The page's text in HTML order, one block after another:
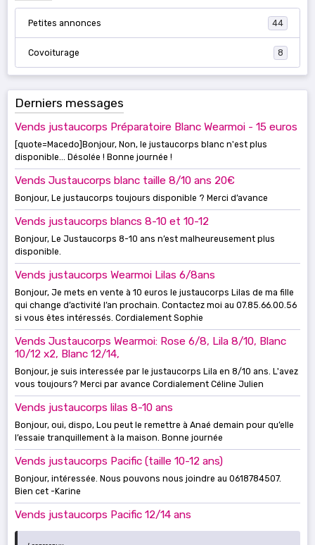
Petites annonces 44
Covoiturage 8
Derniers messages
Vends justaucorps Préparatoire Blanc Wearmoi - 15 euros
[quote=Macedo]Bonjour, Non, le justaucorps blanc n'est plus
disponible... Désolée ! Bonne journée !
Vends Justaucorps blanc taille 8/10 ans 20€
Bonjour, Le justaucorps toujours disponible ? Merci d’avance
Vends justaucorps blancs 8-10 et 10-12
Bonjour, Le Justaucorps 8-10 ans n’est malheureusement plus
disponible.
Vends justaucorps Wearmoi Lilas 6/8ans
Bonjour, Je mets en vente à 10 euros le justaucorps Lilas de ma fille
qui change d’activité l’an prochain. Contactez moi au 07.85.66.00.56
si vous êtes intéressés. Cordialement Sophie
Vends Justaucorps Wearmoi: Rose 6/8, Lila 8/10, Blanc
10/12 x2, Blanc 12/14,
Bonjour, je suis interessée par le justaucorps Lila en 8/10 ans. L'avez
vous toujours? Merci par avance Cordialement Céline Julien
Vends justaucorps lilas 8-10 ans
Bonjour, oui, dispo, Lou peut le remettre à Anaé demain pour qu’elle
l’essaie tranquillement à la maison. Bonne journée
Vends justaucorps Pacific (taille 10-12 ans)
Bonjour, intéressée. Nous pouvons nous joindre au 0618784507.
Bien cet -Karine
Vends justaucorps Pacific 12/14 ans